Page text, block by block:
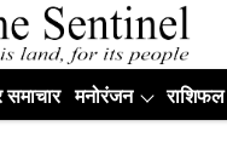
समाचार मनोरंजन राशिफल